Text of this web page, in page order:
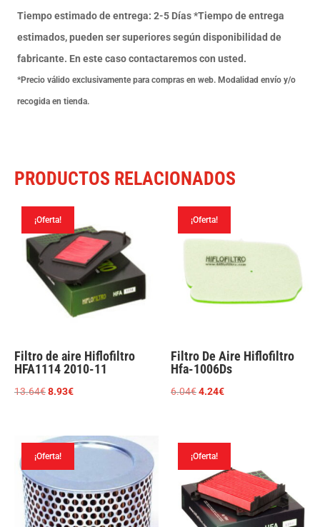
FWF171
YAMAHA
YZF450
10-
13
Tiempo estimado de entrega: 2-5 Días *Tiempo de entrega
estimados, pueden ser superiores según disponibilidad de
fabricante. En este caso contactaremos con usted.
*Precio válido exclusivamente para compras en web. Modalidad envío y/o
recogida en tienda.
PRODUCTOS RELACIONADOS
¡Oferta!
Filtro de aire Hiflofiltro
HFA1114 2010-11
13.64€El
era:
8.93€El
es:
¡Oferta!
Filtro De Aire Hiflofiltro
Hfa-1006Ds
6.04€El
era:
4.24€El
es:
4.24€.
¡Oferta! ¡Oferta!